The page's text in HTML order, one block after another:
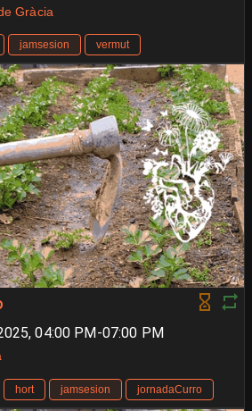
Gràcia
jamsesion vermut
04:00 PM-07:00 PM
hort jamsesion jornadaCurro